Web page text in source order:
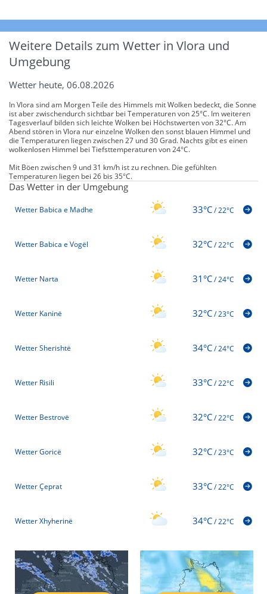
Weitere Details zum Wetter in Vlora und
Umgebung
Wetter heute, 06.08.2026
In Vlora sind am Morgen Teile des Himmels mit Wolken bedeckt, die Sonne
ist aber zwischendurch sichtbar bei Temperaturen von 25°C. Im weiteren
Tagesverlauf bilden sich leichte Wolken bei Höchstwerten von 32°C. Am
Abend stören in Vlora nur einzelne Wolken den sonst blauen Himmel und
die Temperaturen liegen zwischen 27 und 30 Grad. Nachts gibt es einen
wolkenlosen Himmel bei Tiefsttemperaturen von 24°C.
Mit Böen zwischen 9 und 31 km/h ist zu rechnen. Die gefühlten
Temperaturen liegen bei 26 bis 35°C.
Das Wetter in der Umgebung
Wetter Babica e Madhe 33°C/22°C
Wetter Babica e Vogël 32°C/22°C
Wetter Narta 31°C/24°C
Wetter Kaninë 32°C/23°C
Wetter Sherishtë 34°C/24°C
Wetter Risili 33°C/22°C
Wetter Bestrovë 32°C/22°C
Wetter Goricë 32°C/23°C
Wetter Çeprat 33°C/22°C
Wetter Xhyherinë 34°C/22°C